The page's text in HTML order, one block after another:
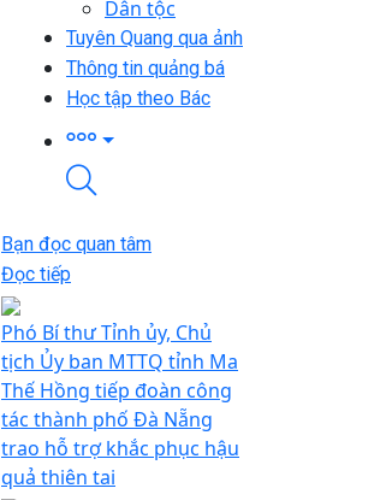
Dân tộc
Tuyên Quang qua ảnh
Thông tin quảng bá
Học tập theo Bác
Bạn đọc quan tâm
Đọc tiếp
Phó Bí thư Tỉnh ủy, Chủ
tịch Ủy ban MTTQ tỉnh Ma
Thế Hồng tiếp đoàn công
tác thành phố Đà Nẵng
trao hỗ trợ khắc phục hậu
quả thiên tai